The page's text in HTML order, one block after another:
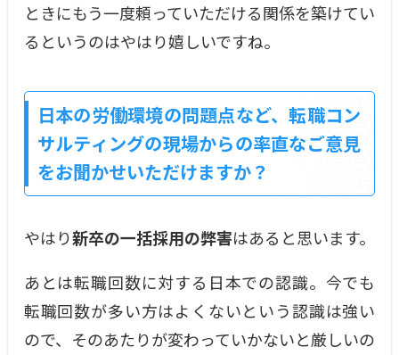
ときにもう一度頼っていただける関係を築けてい
るというのはやはり嬉しいですね。
日本の労働環境の問題点など、転職コン
サルティングの現場からの率直なご意見
をお聞かせいただけますか？
やはり新卒の一括採用の弊害はあると思います。
あとは転職回数に対する日本での認識。今でも
転職回数が多い方はよくないという認識は強い
ので、そのあたりが変わっていかないと厳しいの